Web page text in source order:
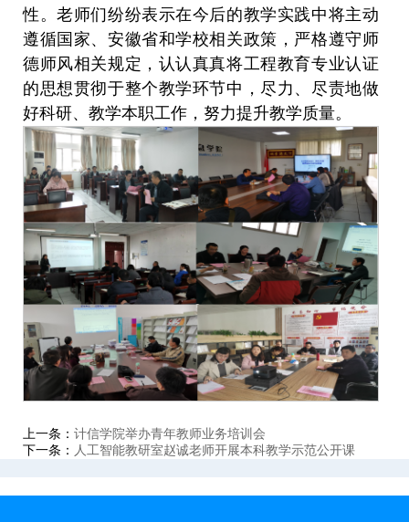
性。老师们纷纷表示在今后的教学实践中将主动
遵循国家、安徽省和学校相关政策，严格遵守师
德师风相关规定，认认真真将工程教育专业认证
的思想贯彻于整个教学环节中，尽力、尽责地做
好科研、教学本职工作，努力提升教学质量。
上一条： 计信学院举办青年教师业务培训会
下一条： 人工智能教研室赵诚老师开展本科教学示范公开课